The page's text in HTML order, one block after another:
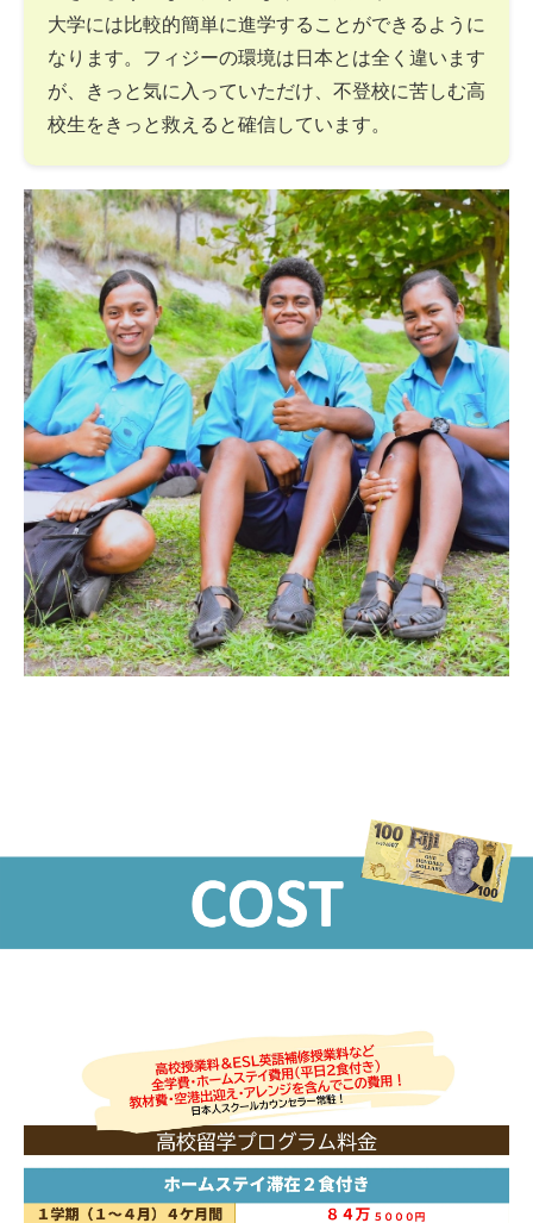
大学には比較的簡単に進学することができるように
なります。フィジーの環境は日本とは全く違います
が、きっと気に入っていただけ、不登校に苦しむ高
校生をきっと救えると確信しています。